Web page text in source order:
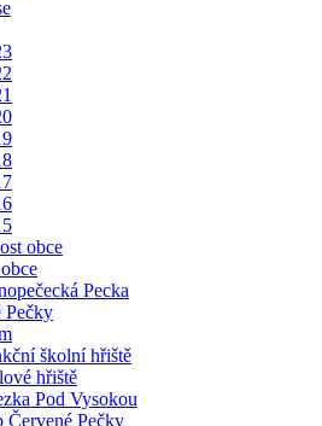
obce
Pecka
Pečky
školní hřiště
hřiště
Pod Vysokou
Pečky